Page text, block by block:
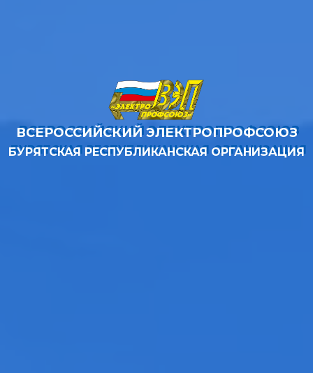
ВСЕРОССИЙСКИЙ ЭЛЕКТРОПРОФСОЮЗ
БУРЯТСКАЯ РЕСПУБЛИКАНСКАЯ ОРГАНИЗАЦИЯ